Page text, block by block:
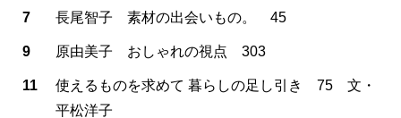
7 長尾智子 素材の出会いもの。 45
9 原由美子 おしゃれの視点 303
11
使えるものを求めて 暮らしの足し引き 75 文・
平松洋子